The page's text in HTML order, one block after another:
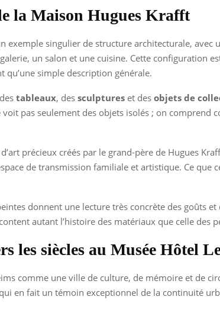
la Maison Hugues Krafft
exemple singulier de structure architecturale,
un salon et une cuisine. Cette configuration
qu’une simple description générale.
tableaux, des sculptures et des objets de
pas seulement des objets isolés ; on comprend
précieux créés par le grand-père de Hugues
de transmission familiale et artistique. Ce
donnent une lecture très concrète des goûts et
autant l’histoire des matériaux que celle des
les siècles au Musée Hôtel
comme une ville de culture, de mémoire et de
en fait un témoin exceptionnel de la continuité